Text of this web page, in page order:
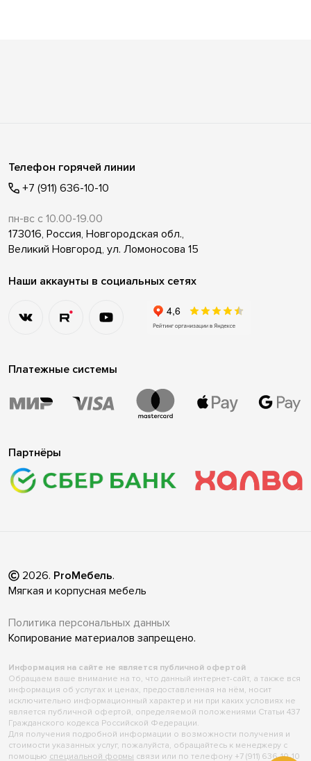
Телефон горячей линии
+7 (911) 636-10-10
пн-вс с 10.00-19.00
173016, Россия, Новгородская обл.,
Великий Новгород, ул. Ломоносова 15
Наши аккаунты в социальных сетях
Платежные системы
Партнёры
2026. ProМебель.
Мягкая и корпусная мебель
Политика персональных данных
Копирование материалов запрещено.
Информация на сайте не является публичной офертой
Обращаем ваше внимание на то, что данный интернет-сайт, а также вся
информация об услугах и ценах, предоставленная на нём, носит
исключительно информационный характер и ни при каких условиях не
является публичной офертой, определяемой положениями Статьи 437
Гражданского кодекса Российской Федерации.
Для получения подробной информации о возможности получения и
стоимости указанных услуг, пожалуйста, обращайтесь к менеджеру с
помощью специальной формы связи или по телефону +7 (911) 636-10-10